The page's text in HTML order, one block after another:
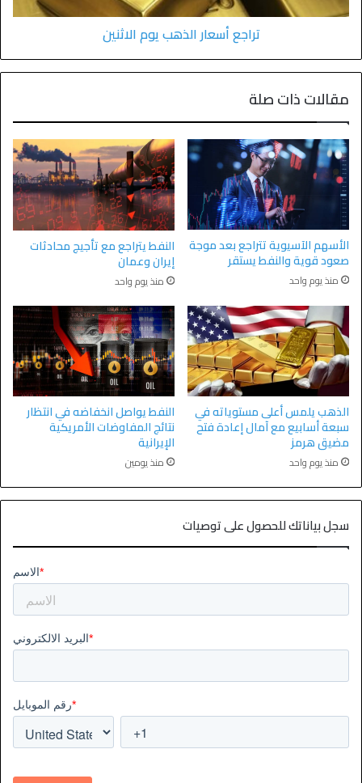
تراجع أسعار الذهب يوم الاثنين
مقالات ذات صلة
الأسهم الآسيوية تتراجع بعد موجة
صعود قوية والنفط يستقر
منذ يوم واحد
النفط يتراجع مع تأجيج محادثات
إيران وعمان
منذ يوم واحد
الذهب يلمس أعلى مستوياته في
سبعة أسابيع مع آمال إعادة فتح
مضيق هرمز
منذ يوم واحد
النفط يواصل انخفاضه في انتظار
نتائج المفاوضات الأمريكية
الإيرانية
منذ يومين
سجل بياناتك للحصول على توصيات